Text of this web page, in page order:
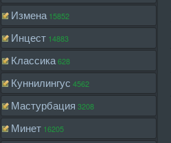
Измена 15852
Инцест 14883
Классика628
Куннилингус 4562
Мастурбация 3208
Минет 16205